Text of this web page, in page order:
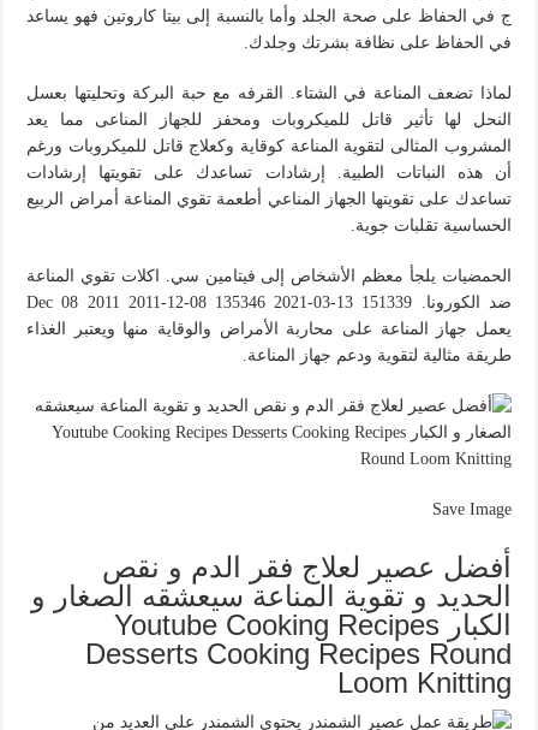
ج في الحفاظ على صحة الجلد وأما بالنسبة إلى بيتا كاروتين فهو يساعد
في الحفاظ على نظافة بشرتك وجلدك.
لماذا تضعف المناعة في الشتاء. القرفه مع حبة البركة وتحليتها بعسل
النحل لها تأثير قاتل للميكروبات ومحفز للجهاز المناعى مما يعد
المشروب المثالى لتقوية المناعة كوقاية وكعلاج قاتل للميكروبات ورغم
أن هذه النباتات الطبية. إرشادات تساعدك على تقويتها إرشادات
تساعدك على تقويتها الجهاز المناعي أطعمة تقوي المناعة أمراض الربيع
الحساسية تقلبات جوية.
الحمضيات يلجأ معظم الأشخاص إلى فيتامين سي. اكلات تقوي المناعة
ضد الكورونا. Dec 08 2011 2011-12-08 135346 2021-03-13 151339
يعمل جهاز المناعة على محاربة الأمراض والوقاية منها ويعتبر الغذاء
طريقة مثالية لتقوية ودعم جهاز المناعة.
Save Image
أفضل عصير لعلاج فقر الدم و نقص
الحديد و تقوية المناعة سيعشقه الصغار و
الكبار Youtube Cooking Recipes
Desserts Cooking Recipes Round
Loom Knitting